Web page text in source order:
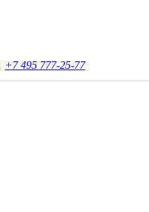
+7 495 777-25-77